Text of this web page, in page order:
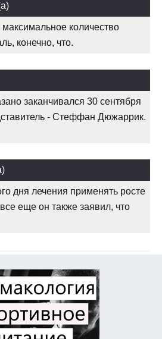
максимальное количество
конечно, что.
заканчивался 30 сентября
- Стеффан Дюжаррик.
дня лечения применять росте
еще он также заявил, что